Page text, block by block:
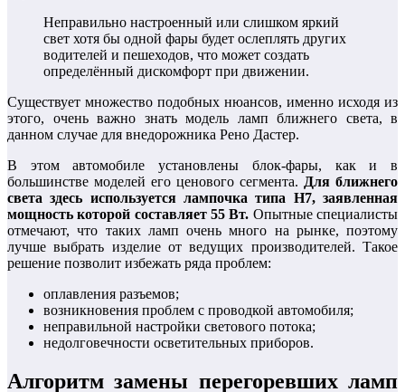
Неправильно настроенный или слишком яркий
свет хотя бы одной фары будет ослеплять других
водителей и пешеходов, что может создать
определённый дискомфорт при движении.
Существует множество подобных нюансов, именно исходя из
этого, очень важно знать модель ламп ближнего света, в
данном случае для внедорожника Рено Дастер.
В этом автомобиле установлены блок-фары, как и в
большинстве моделей его ценового сегмента. Для ближнего
света здесь используется лампочка типа Н7, заявленная
мощность которой составляет 55 Вт. Опытные специалисты
отмечают, что таких ламп очень много на рынке, поэтому
лучше выбрать изделие от ведущих производителей. Такое
решение позволит избежать ряда проблем:
оплавления разъемов;
возникновения проблем с проводкой автомобиля;
неправильной настройки светового потока;
недолговечности осветительных приборов.
Алгоритм замены перегоревших ламп